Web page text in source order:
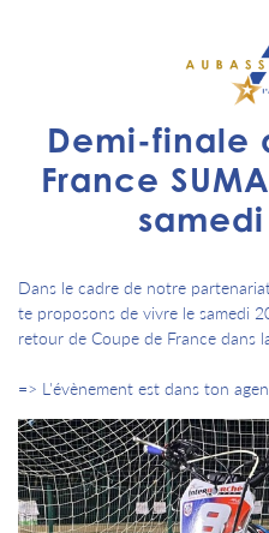
Demi-finale
France
Dans le cadre de notre
te proposons de vivre le samedi
retour de Coupe de France dans
=> L'évènement est dans ton